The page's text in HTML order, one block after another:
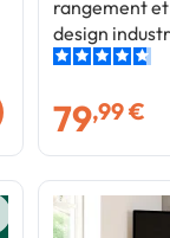
rangement
design
79,99 €